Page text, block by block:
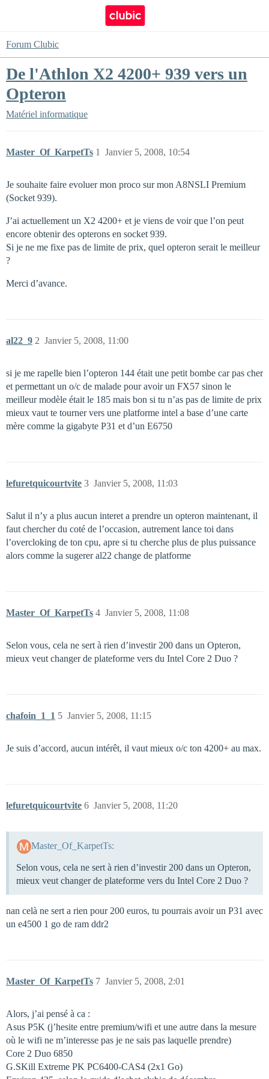
Forum Clubic
De l'Athlon X2 4200+ 939 vers un
Opteron
Matériel informatique
Master_Of_KarpetTs Janvier 5, 2008, 10:54
1
Je souhaite faire evoluer mon proco sur mon A8NSLI Premium
(Socket 939).
J’ai actuellement un X2 4200+ et je viens de voir que l’on peut
encore obtenir des opterons en socket 939.
Si je ne me fixe pas de limite de prix, quel opteron serait le meilleur
?
Merci d’avance.
al22_9 Janvier 5, 2008, 11:00
2
si je me rapelle bien l’opteron 144 était une petit bombe car pas cher
et permettant un o/c de malade pour avoir un FX57 sinon le
meilleur modèle était le 185 mais bon si tu n’as pas de limite de prix
mieux vaut te tourner vers une platforme intel a base d’une carte
mère comme la gigabyte P31 et d’un E6750
lefuretquicourtvite Janvier 5, 2008, 11:03
3
Salut il n’y a plus aucun interet a prendre un opteron maintenant, il
faut chercher du coté de l’occasion, autrement lance toi dans
l’overcloking de ton cpu, apre si tu cherche plus de plus puissance
alors comme la sugerer al22 change de platforme
Master_Of_KarpetTs Janvier 5, 2008, 11:08
4
Selon vous, cela ne sert à rien d’investir 200 dans un Opteron,
mieux veut changer de plateforme vers du Intel Core 2 Duo ?
chafoin_1_1 Janvier 5, 2008, 11:15
5
Je suis d’accord, aucun intérêt, il vaut mieux o/c ton 4200+ au max.
lefuretquicourtvite Janvier 5, 2008, 11:20
6
Master_Of_KarpetTs:
Selon vous, cela ne sert à rien d’investir 200 dans un Opteron,
mieux veut changer de plateforme vers du Intel Core 2 Duo ?
nan celà ne sert a rien pour 200 euros, tu pourrais avoir un P31 avec
un e4500 1 go de ram ddr2
Master_Of_KarpetTs Janvier 5, 2008, 2:01
7
Alors, j’ai pensé à ca :
Asus P5K (j’hesite entre premium/wifi et une autre dans la mesure
où le wifi ne m’interesse pas je ne sais pas laquelle prendre)
Core 2 Duo 6850
G.SKill Extreme PK PC6400-CAS4 (2x1 Go)